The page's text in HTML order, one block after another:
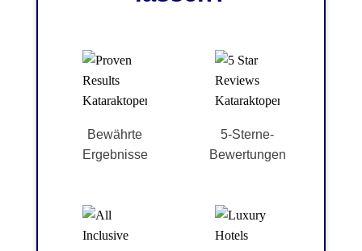
Bewährte
Ergebnisse
5-Sterne-
Bewertungen